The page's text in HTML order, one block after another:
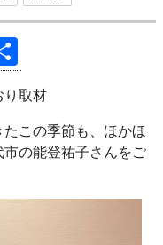
有
取材
この季節も、ほかほ
の能登祐子さんをご